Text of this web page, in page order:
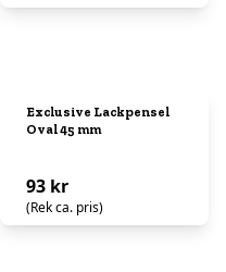
Exclusive Lackpensel
Oval 45 mm
93 kr
(Rek ca. pris)